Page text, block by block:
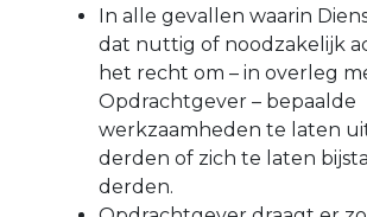
In alle gevallen waarin
dat nuttig of noodzakelijk
het recht om – in overleg
Opdrachtgever – bepaalde
werkzaamheden te laten
derden of zich te laten
derden.